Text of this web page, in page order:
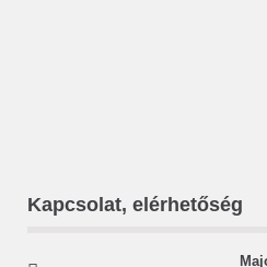
Kapcsolat, elérhetőség